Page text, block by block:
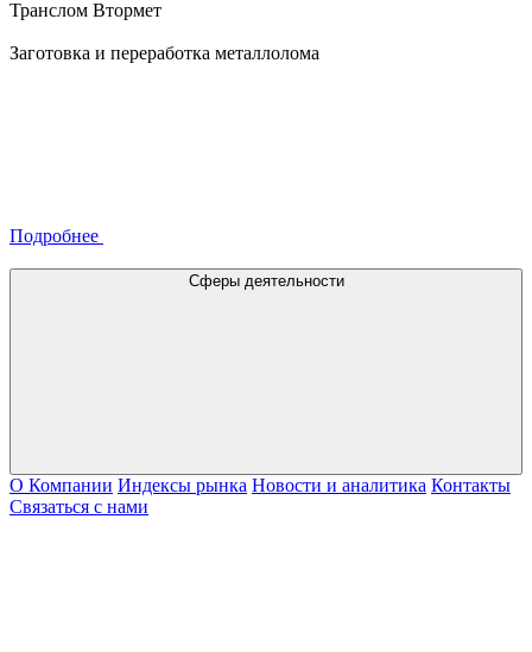
Транслом Втормет
Заготовка и переработка металлолома
Подробнее
Сферы деятельности
О Компании Индексы рынка Новости и аналитика Контакты
Связаться с нами